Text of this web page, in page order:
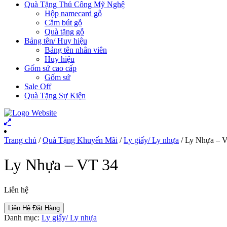
Quà Tặng Thủ Công Mỹ Nghệ
Hộp namecard gỗ
Cắm bút gỗ
Quà tặng gỗ
Bảng tên/ Huy hiệu
Bảng tên nhân viên
Huy hiệu
Gốm sứ cao cấp
Gốm sứ
Sale Off
Quà Tặng Sự Kiện
Trang chủ /Quà Tặng Khuyến Mãi /Ly giấy/ Ly nhựa / Ly Nhựa –
Ly Nhựa – VT 34
Liên hệ
Liên Hệ Đặt Hàng
Danh mục: Ly giấy/ Ly nhựa